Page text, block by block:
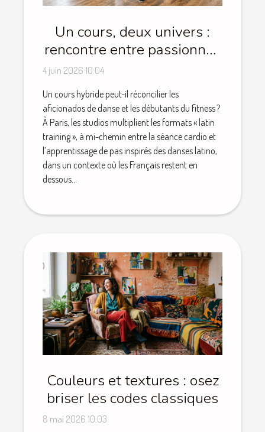
Un cours, deux univers :
rencontre entre passionnés
de danse et novices du
fitness
4 juin 2026 10:04
Un cours hybride peut-il réconcilier les
aficionados de danse et les débutants du fitness ?
À Paris, les studios multiplient les formats « latin
training », à mi-chemin entre la séance cardio et
l’apprentissage de pas inspirés des danses latino,
dans un contexte où les Français restent en
dessous...
Couleurs et textures : osez
briser les codes classiques
8 mai 2026 10:03